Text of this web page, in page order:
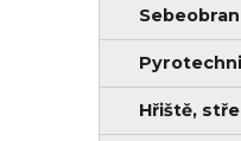
Hřiště,